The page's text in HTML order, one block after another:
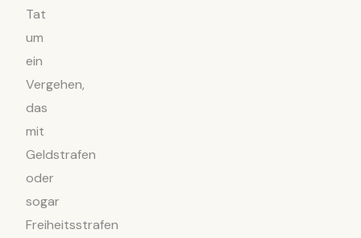
Tat
um
ein
Vergehen,
das
mit
Geldstrafen
oder
sogar
Freiheitsstrafen